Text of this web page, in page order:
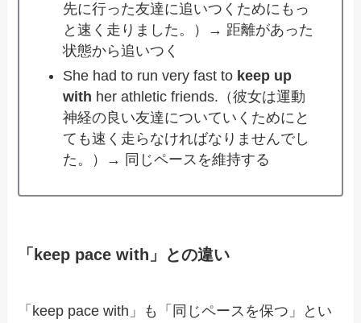
先に行った友達に追いつくためにもっ
と速く走りました。）→ 距離があった
状態から追いつく
She had to run very fast to keep up
with her athletic friends.（彼女は運動
神経の良い友達についていくためにと
ても速く走らなければなりませんでし
た。）→ 同じペースを維持する
「keep pace with」との違い
「keep pace with」も「同じペースを保つ」とい